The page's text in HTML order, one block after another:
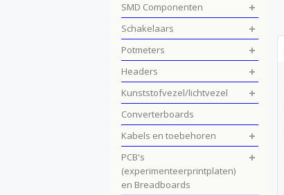
SMD Componenten
Schakelaars
Potmeters
Headers
Kunststofvezel/lichtvezel
Converterboards
Kabels en toebehoren
PCB's
(experimenteerprintplaten)
en Breadboards